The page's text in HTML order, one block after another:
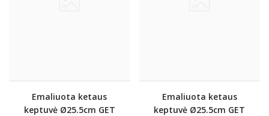
Emaliuota ketaus
keptuvė Ø25.5cm GET
Emaliuota ketaus
keptuvė Ø25.5cm GET